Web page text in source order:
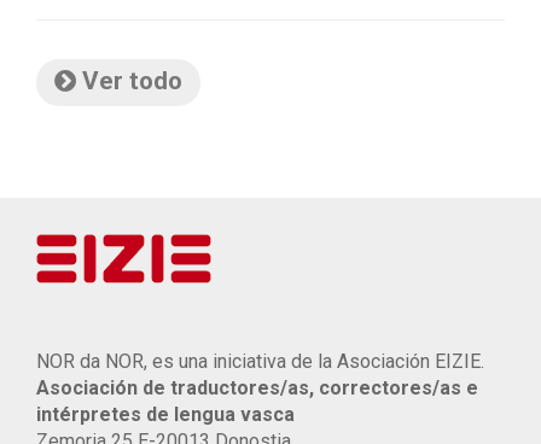
Ver todo
NOR da NOR, es una iniciativa de la Asociación EIZIE.
Asociación de traductores/as, correctores/as e
intérpretes de lengua vasca